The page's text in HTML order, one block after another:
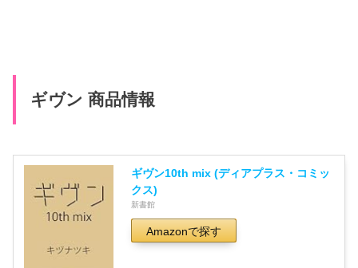
ギヴン 商品情報
ギヴン10th mix (ディアプラス・コミッ
クス)
新書館
Amazonで探す